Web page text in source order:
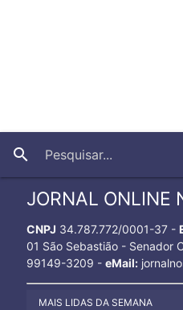
search
JORNAL ONLINE
CNPJ 34.787.772/0001-37 -
01 São Sebastião - Senador
99149-3209 - eMail:
MAIS LIDAS DA SEMANA